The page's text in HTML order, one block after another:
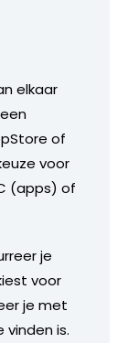
elkaar
of
voor
(apps) of
je
voor
je met
vinden is.